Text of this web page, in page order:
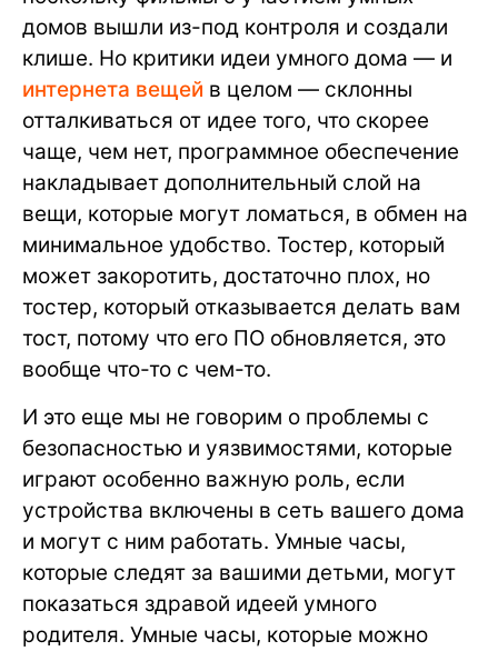
домов вышли из-под контроля и создали
клише. Но критики идеи умного дома — и
интернета вещей в целом — склонны
отталкиваться от идее того, что скорее
чаще, чем нет, программное обеспечение
накладывает дополнительный слой на
вещи, которые могут ломаться, в обмен на
минимальное удобство. Тостер, который
может закоротить, достаточно плох, но
тостер, который отказывается делать вам
тост, потому что его ПО обновляется, это
вообще что-то с чем-то.
И это еще мы не говорим о проблемы с
безопасностью и уязвимостями, которые
играют особенно важную роль, если
устройства включены в сеть вашего дома
и могут с ним работать. Умные часы,
которые следят за вашими детьми, могут
показаться здравой идеей умного
родителя. Умные часы, которые можно